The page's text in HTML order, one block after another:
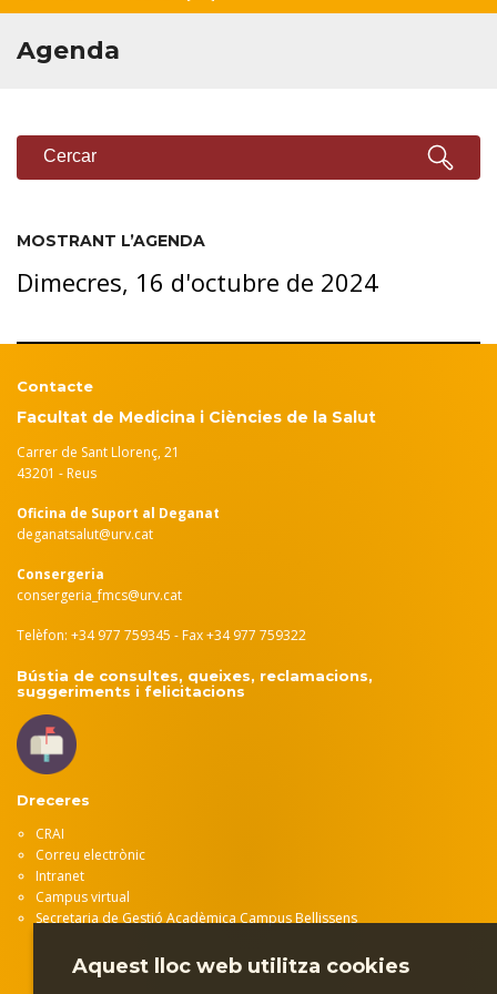
Agenda
CERCADOR
Cercar
MOSTRANT L’AGENDA
Dimecres, 16 d'octubre de 2024
Contacte
Facultat de Medicina i Ciències de la Salut
Carrer de Sant Llorenç, 21
43201 - Reus
Oficina de Suport al Deganat
deganatsalut@urv.cat
Consergeria
consergeria_fmcs@urv.cat
Telèfon: +34 977 759345 - Fax +34 977 759322
Bústia de consultes, queixes, reclamacions,
suggeriments i felicitacions
Dreceres
CRAI
Correu electrònic
Intranet
Campus virtual
Secretaria de Gestió Acadèmica Campus Bellissens
Aquest lloc web utilitza cookies